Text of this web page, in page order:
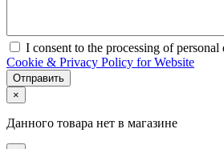
I consent to the processing of personal
Cookie & Privacy Policy for Website
×
Данного товара нет в магазине